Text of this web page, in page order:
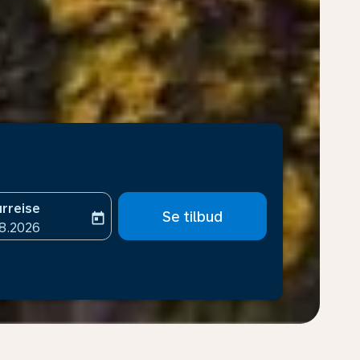
labelreturn-date-aria-label
today Se tilbud